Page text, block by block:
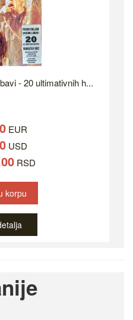
- 20 ultimativnih h...
EUR
USD
RSD
korpu